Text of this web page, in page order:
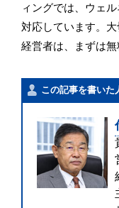
ィングでは、ウェ
対応しています。
経営者は、まずは無
この記事を書いた